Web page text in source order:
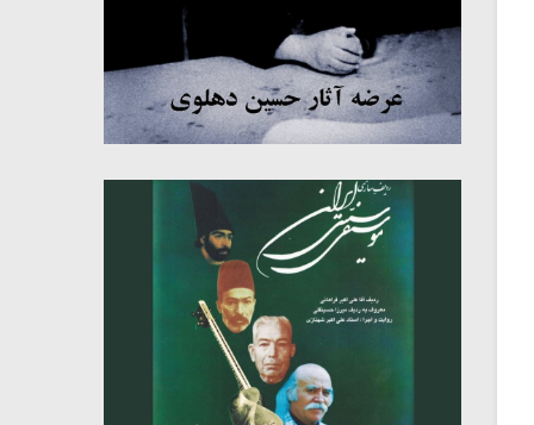
میکلوش روژا